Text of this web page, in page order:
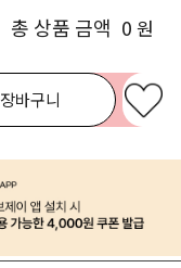
총 상품 금액 0 원
장바구니